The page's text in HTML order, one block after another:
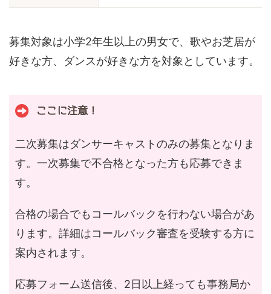
募集対象は小学2年生以上の男女で、歌やお芝居が
好きな方、ダンスが好きな方を対象としています。
ここに注意！
二次募集はダンサーキャストのみの募集となりま
す。一次募集で不合格となった方も応募できま
す。
合格の場合でもコールバックを行わない場合があ
ります。詳細はコールバック審査を受験する方に
案内されます。
応募フォーム送信後、2日以上経っても事務局か